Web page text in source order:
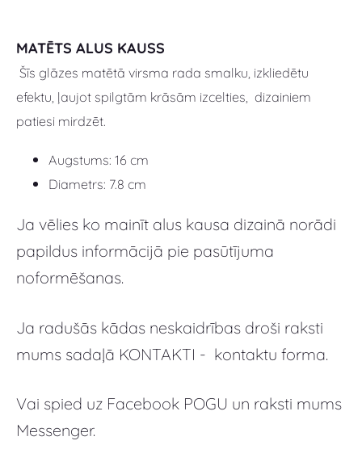
MATĒTS ALUS KAUSS
Šīs glāzes matētā virsma rada smalku, izkliedētu
efektu, ļaujot spilgtām krāsām izcelties, dizainiem
patiesi mirdzēt.
Augstums: 16 cm
Diametrs: 7.8 cm
Ja vēlies ko mainīt alus kausa dizainā norādi
papildus informācijā pie pasūtījuma
noformēšanas.
Ja radušās kādas neskaidrības droši raksti
mums sadaļā KONTAKTI - kontaktu forma.
Vai spied uz Facebook POGU un raksti mums
Messenger.